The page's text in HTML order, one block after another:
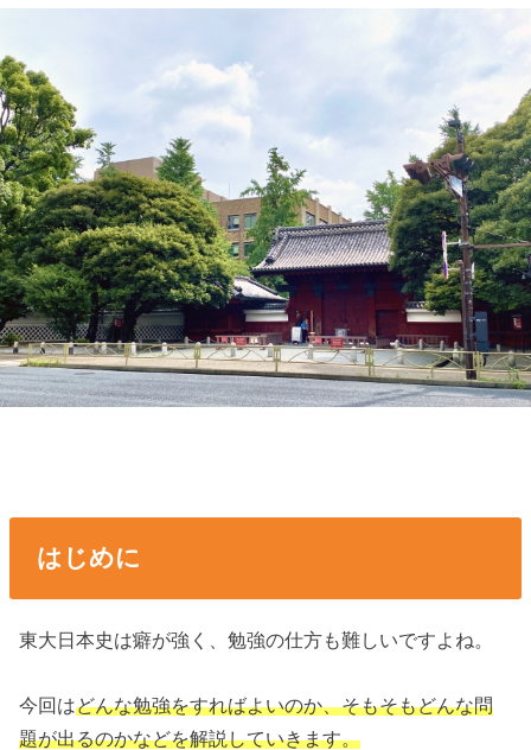
はじめに
東大日本史は癖が強く、勉強の仕方も難しいですよね。
今回はどんな勉強をすればよいのか、そもそもどんな問
題が出るのかなどを解説していきます。